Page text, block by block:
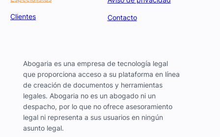
Clientes Contacto
Abogaria es una empresa de tecnología legal
que proporciona acceso a su plataforma en línea
de creación de documentos y herramientas
legales. Abogaria no es un abogado ni un
despacho, por lo que no ofrece asesoramiento
legal ni representa a sus usuarios en ningún
asunto legal.